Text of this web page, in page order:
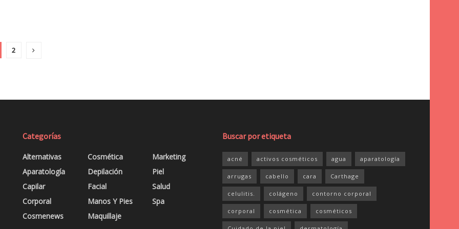
2
Categorías
Alternativas
Aparatología
Capilar
Corporal
Cosmenews
Cosmética
Depilación
Facial
Manos Y Pies
Maquillaje
Marketing
Piel
Salud
Spa
Buscar por etiqueta
acné activos cosméticos agua aparatología
arrugas cabello cara Carthage
celulitis. colágeno contorno corporal
corporal cosmética cosméticos